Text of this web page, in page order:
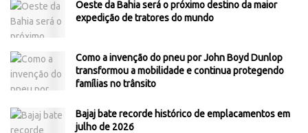
Oeste da Bahia será o próximo destino da maior
expedição de tratores do mundo
Como a invenção do pneu por John Boyd Dunlop
transformou a mobilidade e continua protegendo
famílias no trânsito
Bajaj bate recorde histórico de emplacamentos em
julho de 2026